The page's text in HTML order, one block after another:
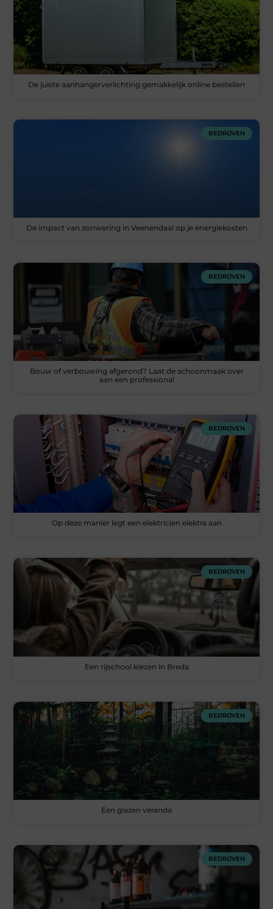
De juiste aanhangerverlichting gemakkelijk online bestellen
BEDRIJVEN
De impact van zonwering in Veenendaal op je energiekosten
BEDRIJVEN
Bouw of verbouwing afgerond? Laat de schoonmaak over
aan een professional
BEDRIJVEN
Op deze manier legt een elektricien elektra aan
BEDRIJVEN
Een rijschool kiezen in Breda
BEDRIJVEN
Een glazen veranda
BEDRIJVEN